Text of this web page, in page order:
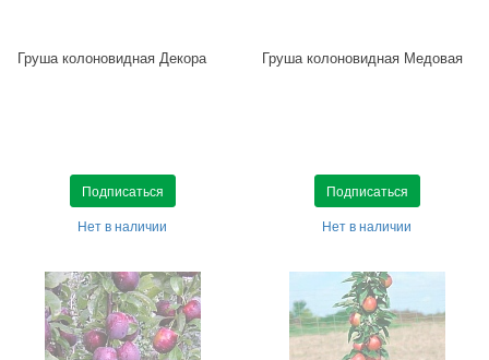
Груша колоновидная Декора
Подписаться
Нет в наличии
Груша колоновидная Медовая
Подписаться
Нет в наличии